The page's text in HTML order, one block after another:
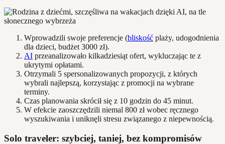
Wprowadzili swoje preferencje (bliskość plaży, udogodnienia
dla dzieci, budżet 3000 zł).
AI przeanalizowało kilkadziesiąt ofert, wykluczając te z
ukrytymi opłatami.
Otrzymali 5 spersonalizowanych propozycji, z których
wybrali najlepszą, korzystając z promocji na wybrane
terminy.
Czas planowania skrócił się z 10 godzin do 45 minut.
W efekcie zaoszczędzili niemal 800 zł wobec ręcznego
wyszukiwania i uniknęli stresu związanego z niepewnością.
Solo traveler: szybciej, taniej, bez kompromisów